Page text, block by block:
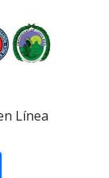
Línea